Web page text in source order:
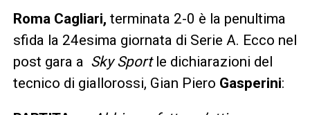
Roma Cagliari, terminata 2-0 è la penultima
sfida la 24esima giornata di Serie A. Ecco nel
post gara a Sky Sportle dichiarazioni del
tecnico di giallorossi, Gian Piero Gasperini: